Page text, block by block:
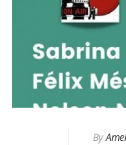
By